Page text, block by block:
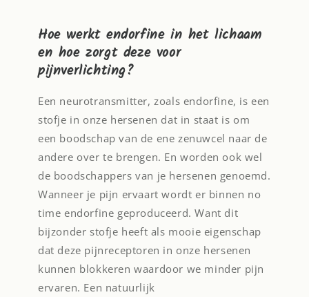
Hoe werkt endorfine in het lichaam
en hoe zorgt deze voor
pijnverlichting?
Een neurotransmitter, zoals endorfine, is een
stofje in onze hersenen dat in staat is om
een boodschap van de ene zenuwcel naar de
andere over te brengen. En worden ook wel
de boodschappers van je hersenen genoemd.
Wanneer je pijn ervaart wordt er binnen no
time endorfine geproduceerd. Want dit
bijzonder stofje heeft als mooie eigenschap
dat deze pijnreceptoren in onze hersenen
kunnen blokkeren waardoor we minder pijn
ervaren. Een natuurlijk